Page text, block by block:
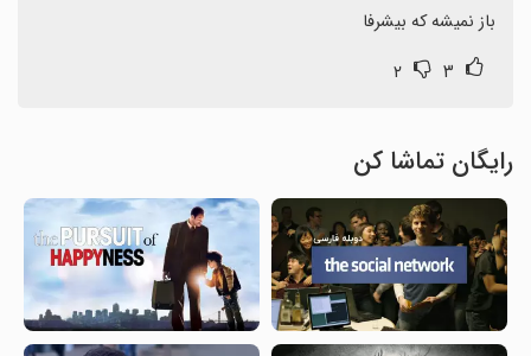
باز نمیشه که بیشرفا
۳ ۲
رایگان تماشا کن